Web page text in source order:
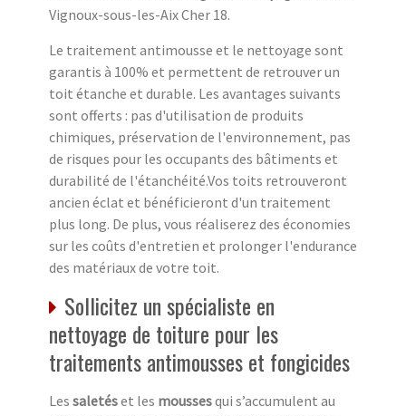
Vignoux-sous-les-Aix Cher 18.
Le traitement antimousse et le nettoyage sont
garantis à 100% et permettent de retrouver un
toit étanche et durable. Les avantages suivants
sont offerts : pas d'utilisation de produits
chimiques, préservation de l'environnement, pas
de risques pour les occupants des bâtiments et
durabilité de l'étanchéité.Vos toits retrouveront
ancien éclat et bénéficieront d'un traitement
plus long. De plus, vous réaliserez des économies
sur les coûts d'entretien et prolonger l'endurance
des matériaux de votre toit.
Sollicitez un spécialiste en
nettoyage de toiture pour les
traitements antimousses et fongicides
Les saletéset les moussesqui s’accumulent au